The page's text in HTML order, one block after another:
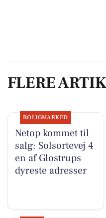
FLERE
BOLIGMARKED
Netop kommet til
salg: Solsortevej 4
en af Glostrups
dyreste adresser